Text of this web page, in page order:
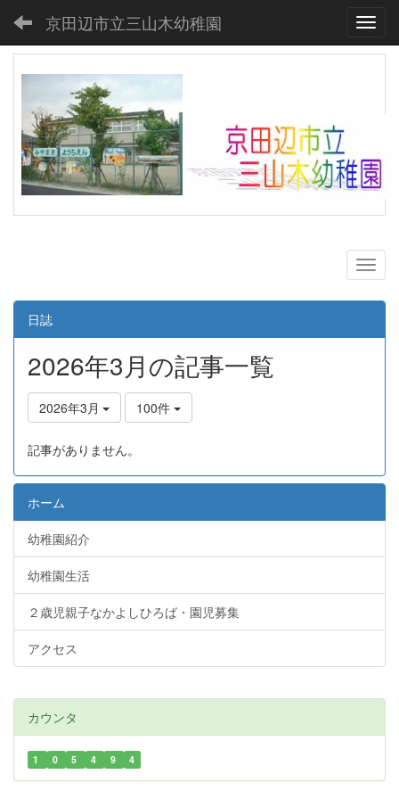
京田辺市立三山木幼稚園
日誌
2026年3月の記事一覧
2026年3月 100件
記事がありません。
ホーム
幼稚園紹介
幼稚園生活
２歳児親子なかよしひろば・園児募集
アクセス
カウンタ
1 0 5 4 9 4